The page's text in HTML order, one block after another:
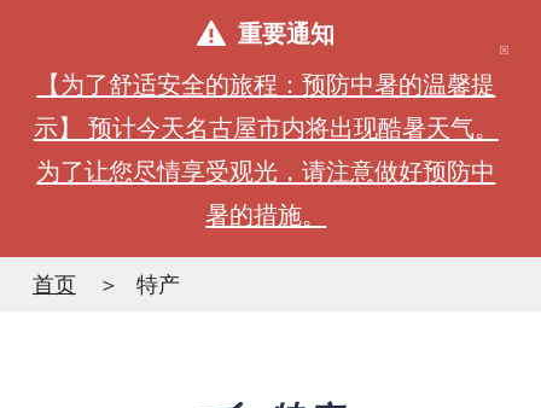
重要通知
【为了舒适安全的旅程：预防中暑的温馨提
示】 预计今天名古屋市内将出现酷暑天气。
为了让您尽情享受观光，请注意做好预防中
暑的措施。
首页 特产